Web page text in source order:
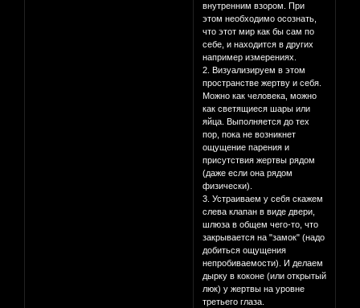
внутренним взором. При
этом необходимо осознать,
что этот мир как бы сам по
себе, и находится в других
например измерениях.
2. Визуализируем в этом
пространстве жертву и себя.
Можно как человека, можно
как светящиеся шары или
яйца. Выполняется до тех
пор, пока не возникнет
ощущение парения и
присутствия жертвы рядом
(даже если она рядом
физически).
3. Устраиваем у себя скажем
слева клапан в виде двери,
шлюза в общем чего-то, что
закрывается на "замок" (надо
добиться ощущения
непробиваемости). И делаем
дырку в коконе (или открытый
люк) у жертвы на уровне
третьего глаза.